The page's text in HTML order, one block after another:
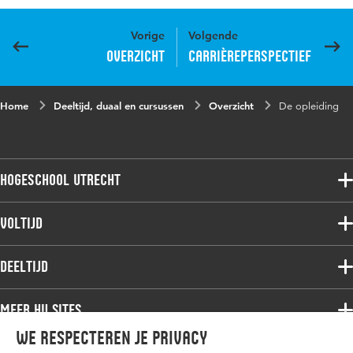
We respecteren je privacy
Vorige
Overzicht
Volgende
Carrièreperspectief
Home Deeltijd, duaal en cursussen Overzicht De opleiding
Hogeschool Utrecht
Voltijdopleidingen
Deeltijdopleidingen
Onderzoek
Werken bij de HU
Voltijd
Associate degree
Bachelor
Master
Studiekeuze voltijd
Deeltijd
Associate degree
Bachelor
Meer HU sites
HU International